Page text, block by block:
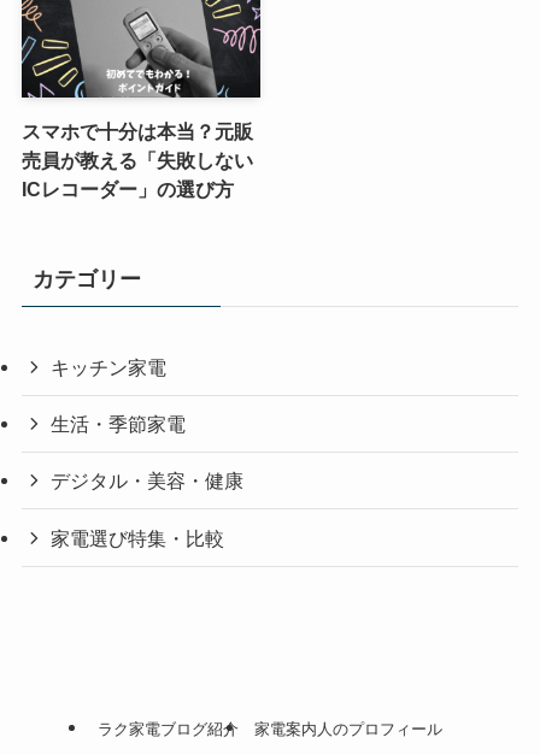
スマホで十分は本当？元販
売員が教える「失敗しない
ICレコーダー」の選び方
カテゴリー
キッチン家電
生活・季節家電
デジタル・美容・健康
家電選び特集・比較
ラク家電ブログ紹介
家電案内人のプロフィール